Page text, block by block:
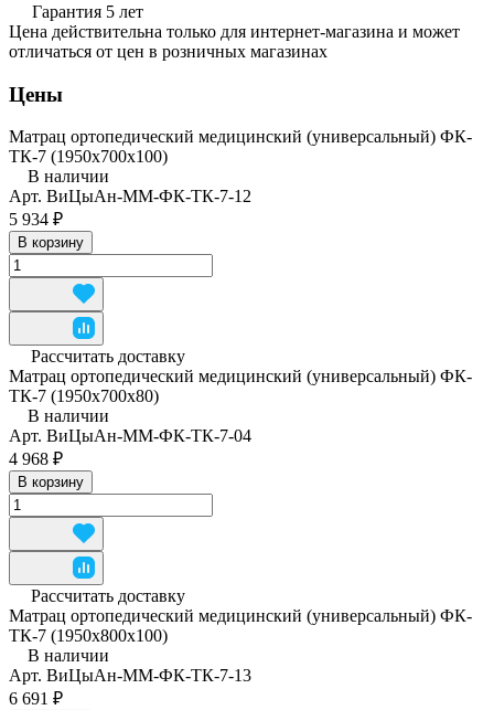
Гарантия 5 лет
Цена действительна только для интернет-магазина и может
отличаться от цен в розничных магазинах
Цены
Матрац ортопедический медицинский (универсальный) ФК-
ТК-7 (1950x700x100)
В наличии
Арт. ВиЦыАн-ММ-ФК-ТК-7-12
5 934 ₽
В корзину
Рассчитать доставку
Матрац ортопедический медицинский (универсальный) ФК-
ТК-7 (1950x700x80)
В наличии
Арт. ВиЦыАн-ММ-ФК-ТК-7-04
4 968 ₽
В корзину
Рассчитать доставку
Матрац ортопедический медицинский (универсальный) ФК-
ТК-7 (1950x800x100)
В наличии
Арт. ВиЦыАн-ММ-ФК-ТК-7-13
6 691 ₽